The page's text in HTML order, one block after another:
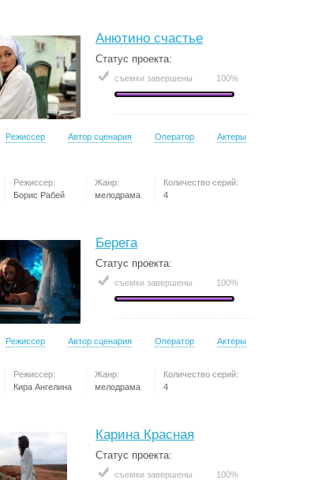
Анютино счастье
Статус проекта:
съемки завершены 100%
Режиссер Автор сценария Оператор Актеры
Режиссер:
Борис Рабей
Жанр:
мелодрама
Количество серий:
4
Берега
Статус проекта:
съемки завершены 100%
Режиссер Автор сценария Оператор Актеры
Режиссер:
Кира Ангелина
Жанр:
мелодрама
Количество серий:
4
Карина Красная
Статус проекта:
съемки завершены 100%